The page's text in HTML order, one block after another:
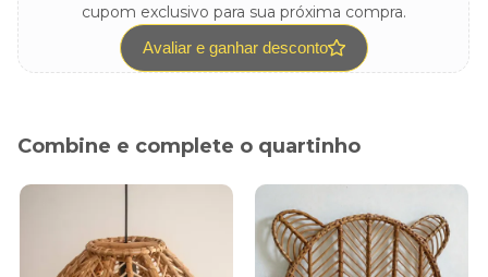
cupom exclusivo para sua próxima compra.
Avaliar e ganhar desconto
Combine e complete o quartinho